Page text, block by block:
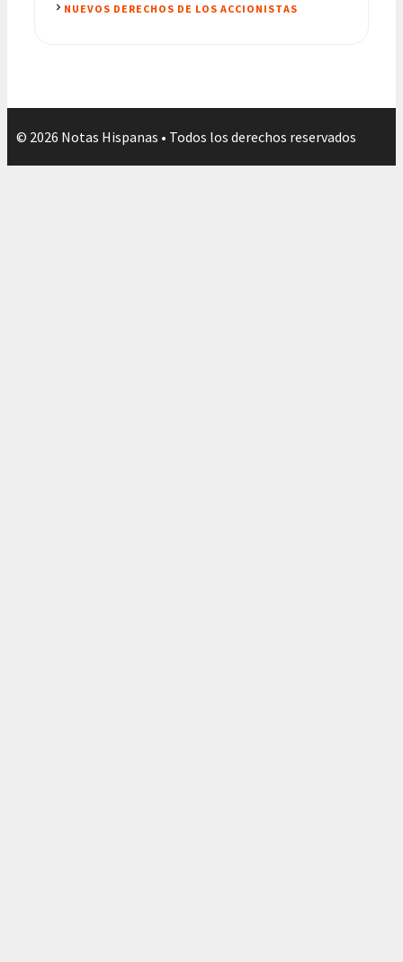
NUEVOS DERECHOS DE LOS ACCIONISTAS
© 2026 Notas Hispanas • Todos los derechos reservados